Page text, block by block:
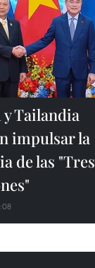
Tailandia
impulsar la
de las "Tres